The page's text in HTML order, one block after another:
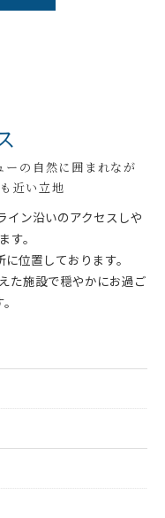
ーの自然に囲まれなが
近い立地
イン沿いのアクセスしや
す。
位置しております。
た施設で穏やかにお過ご